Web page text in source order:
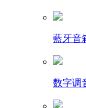
藍牙音
数字调